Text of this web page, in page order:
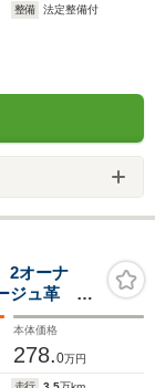
整備
法定整備付
オーナ
ジュ革 シ
ンチAW B
レコ ETC
本体価格
278.0万円